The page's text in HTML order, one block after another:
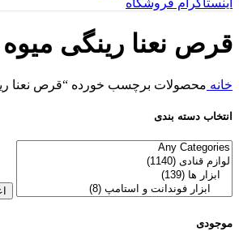
اینستاگرام فروشگاه
قرص نعنا رینگی میوه
خانه محصولات برچسب خورده “قرص نعنا
انتخاب دسته بندی
موجودی